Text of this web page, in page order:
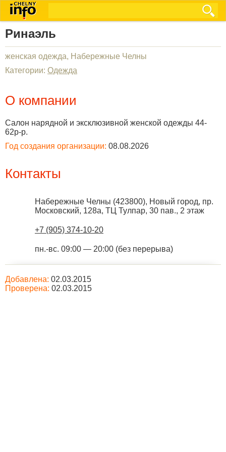
Ринаэль
женская одежда, Набережные Челны
Категории: Одежда
О компании
Салон нарядной и эксклюзивной женской одежды 44-
62р-р.
Год создания организации: 08.08.2026
Контакты
Набережные Челны (423800), Новый город, пр.
Московский, 128а, ТЦ Тулпар, 30 пав., 2 этаж
+7 (905) 374-10-20
пн.-вс. 09:00 — 20:00 (без перерыва)
Добавлена: 02.03.2015
Проверена: 02.03.2015